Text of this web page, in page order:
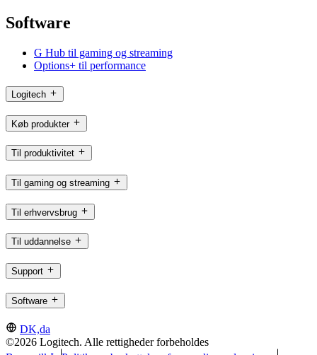
Software
G Hub til gaming og streaming
Options+ til performance
Logitech
Køb produkter
Til produktivitet
Til gaming og streaming
Til erhvervsbrug
Til uddannelse
Support
Software
DK,da
©2026 Logitech. Alle rettigheder forbeholdes